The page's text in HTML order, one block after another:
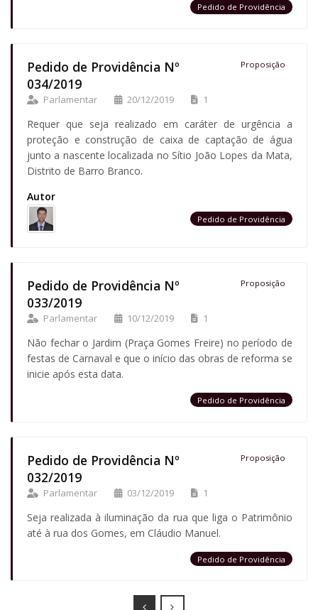
Pedido de Providência
Pedido de Providência Nº
034/2019
Proposição
Parlamentar 20/12/2019 1
Requer que seja realizado em caráter de urgência a
proteção e construção de caixa de captação de água
junto a nascente localizada no Sítio João Lopes da Mata,
Distrito de Barro Branco.
Autor
Pedido de Providência
Pedido de Providência Nº
033/2019
Proposição
Parlamentar 10/12/2019 1
Não fechar o Jardim (Praça Gomes Freire) no período de
festas de Carnaval e que o início das obras de reforma se
inicie após esta data.
Pedido de Providência
Pedido de Providência Nº
032/2019
Proposição
Parlamentar 03/12/2019 1
Seja realizada à iluminação da rua que liga o Patrimônio
até à rua dos Gomes, em Cláudio Manuel.
Pedido de Providência
Prev Next